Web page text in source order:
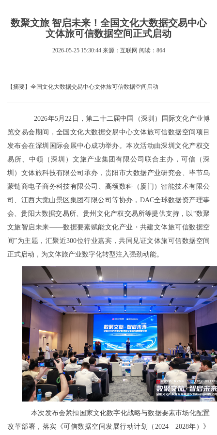
数聚文旅 智启未来！全国文化大数据交易中心
文体旅可信数据空间正式启动
2026-05-25 15:30:44 来源：互联网 阅读：864
【摘要】全国文化大数据交易中心文体旅可信数据空间启动
2026年5月22日，第二十二届中国（深圳）国际文化产业博
览交易会期间，全国文化大数据交易中心文体旅可信数据空间项目
发布会在深圳国际会展中心成功举办。本次活动由深圳文化产权交
易所、中领（深圳）文旅产业集团有限公司联合主办，可信（深
圳）文体旅科技有限公司承办，贵阳市大数据产业研究会、毕节乌
蒙链商电子商务科技有限公司、高颂数科（厦门）智能技术有限公
司、江西大觉山景区集团有限公司等协办，DAC全球数据资产理事
会、贵阳大数据交易所、贵州文化产权交易所等提供支持，以“数聚
文旅智启未来——数据要素赋能文化产业・共建文体旅可信数据空
间”为主题，汇聚近300位行业嘉宾，共同见证文体旅可信数据空间
正式启动，为文体旅产业数字化转型注入强劲动能。
本次发布会紧扣国家文化数字化战略与数据要素市场化配置
改革部署，落实《可信数据空间发展行动计划（2024—2028年）》